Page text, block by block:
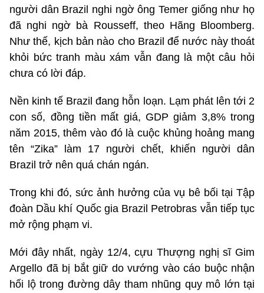
người dân Brazil nghi ngờ ông Temer giống như họ
đã nghi ngờ bà Rousseff, theo Hãng Bloomberg.
Như thế, kịch bản nào cho Brazil để nước này thoát
khỏi bức tranh màu xám vẫn đang là một câu hỏi
chưa có lời đáp.
Nền kinh tế Brazil đang hỗn loạn. Lạm phát lên tới 2
con số, đồng tiền mất giá, GDP giảm 3,8% trong
năm 2015, thêm vào đó là cuộc khủng hoảng mang
tên “Zika” làm 17 người chết, khiến người dân
Brazil trở nên quá chán ngán.
Trong khi đó, sức ảnh hưởng của vụ bê bối tại Tập
đoàn Dầu khí Quốc gia Brazil Petrobras vẫn tiếp tục
mở rộng phạm vi.
Mới đây nhất, ngày 12/4, cựu Thượng nghị sĩ Gim
Argello đã bị bắt giữ do vướng vào cáo buộc nhận
hối lộ trong đường dây tham nhũng quy mô lớn tại